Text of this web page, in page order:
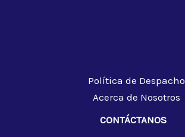
Política de Despacho
Acerca de Nosotros
CONTÁCTANOS